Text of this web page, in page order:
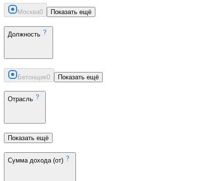
Москва0 Показать ещё
Должность
Бетонщик0 Показать ещё
Отрасль
Показать ещё
Сумма дохода (от)